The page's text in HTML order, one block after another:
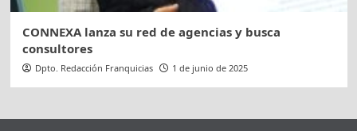
CONNEXA lanza su red de agencias y busca
consultores
Dpto. Redacción Franquicias 1 de junio de 2025